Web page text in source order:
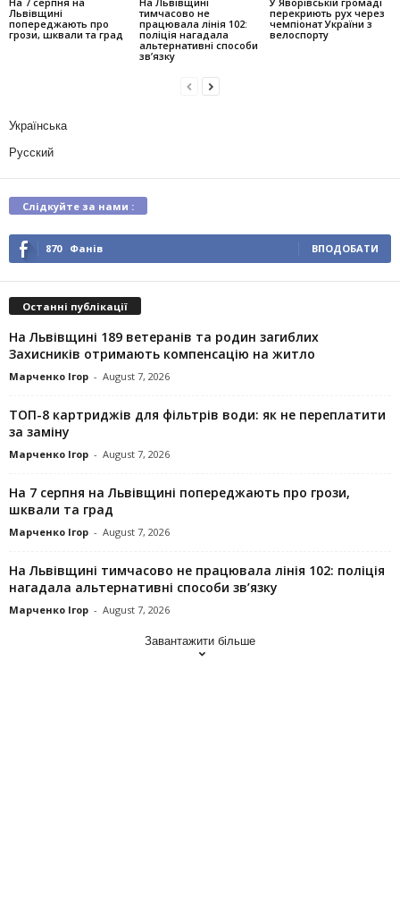
Львівщині
попереджають про
грози, шквали та град
тимчасово не
працювала лінія 102:
поліція нагадала
альтернативні способи
зв’язку
перекриють рух через
чемпіонат України з
велоспорту
Українська
Русский
Слідкуйте за нами :
870 Фанів ВПОДОБАТИ
Останні публікації
На Львівщині 189 ветеранів та родин загиблих
Захисників отримають компенсацію на житло
Марченко Ігор - August 7, 2026
ТОП-8 картриджів для фільтрів води: як не переплатити
за заміну
Марченко Ігор - August 7, 2026
На 7 серпня на Львівщині попереджають про грози,
шквали та град
Марченко Ігор - August 7, 2026
На Львівщині тимчасово не працювала лінія 102: поліція
нагадала альтернативні способи зв’язку
Марченко Ігор - August 7, 2026
Завантажити більше